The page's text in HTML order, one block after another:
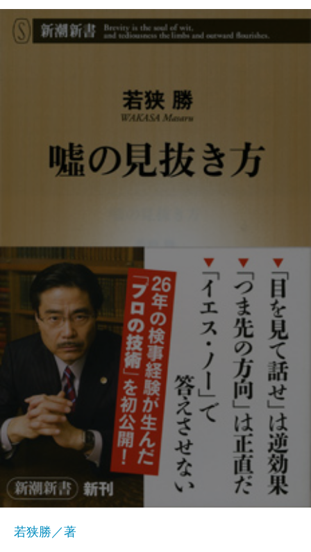
若狭勝／著